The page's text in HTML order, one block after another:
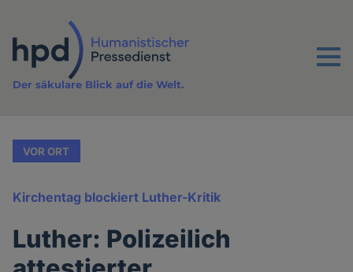
Inhalt
Menu
Der säkulare Blick auf die Welt.
VOR ORT
Kirchentag blockiert Luther-Kritik
Luther: Polizeilich